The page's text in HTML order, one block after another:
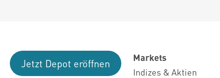
Jetzt Depot eröffnen
Markets
Indizes & Aktien